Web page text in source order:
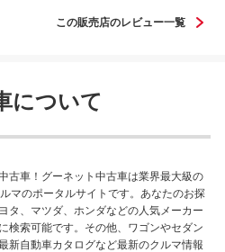
この販売店のレビュー一覧
について
古車！グーネット中古車は業界最大級の
マのポータルサイトです。あなたのお探
タ、マツダ、ホンダなどの人気メーカー
検索可能です。その他、ワゴンやセダン
新自動車カタログなど最新のクルマ情報